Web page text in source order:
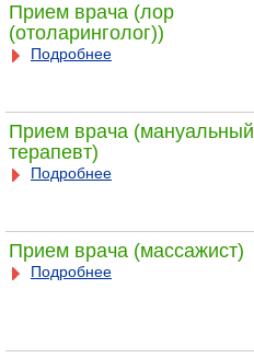
Прием врача (лор
(отоларинголог))
Подробнее
Прием врача (мануальный
терапевт)
Подробнее
Прием врача (массажист)
Подробнее